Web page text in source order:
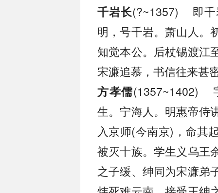
千岩长(?~1357) 即千
明，号千岩。萧山人。
知觉本公。后杖锡渡江
宋濂追慕，书信往来甚
方孝儒(1357~1402)
生。宁海人。明惠帝侍
入京师(今南京)，命其
被灭十族。学生义乌王
之子缓、绅同为宋濂弟